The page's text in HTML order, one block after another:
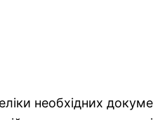
необхідних